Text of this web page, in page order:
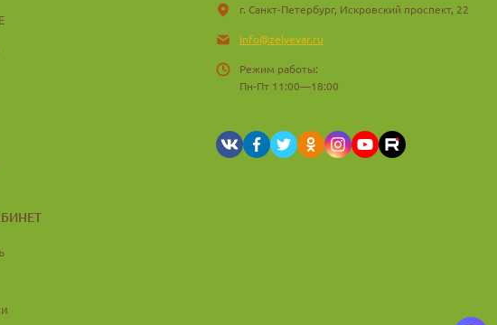
г. Санкт-Петербург, Искровский проспект, 22
info@zelyevar.ru
Режим работы:
Пн-Пт 11:00—18:00